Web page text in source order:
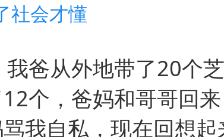
社会才懂
爸从外地带了20个芝
个，爸妈和哥哥回来
我自私，现在回想起